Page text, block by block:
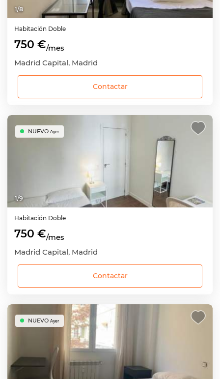
1/8
Habitación Doble
750 €/mes
Madrid Capital, Madrid
Contactar
1/9
NUEVO Ayer
Habitación Doble
750 €/mes
Madrid Capital, Madrid
Contactar
NUEVO Ayer